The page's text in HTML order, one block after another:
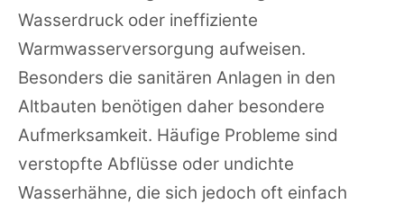
Wasserdruck oder ineffiziente
Warmwasserversorgung aufweisen.
Besonders die sanitären Anlagen in den
Altbauten benötigen daher besondere
Aufmerksamkeit. Häufige Probleme sind
verstopfte Abflüsse oder undichte
Wasserhähne, die sich jedoch oft einfach